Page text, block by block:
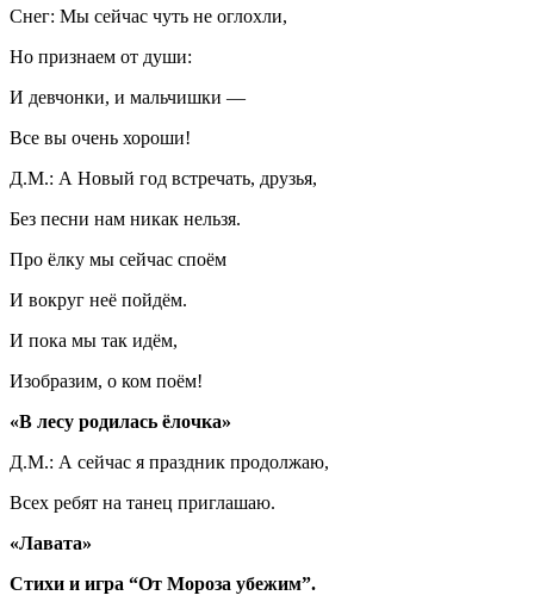
Снег: Мы сейчас чуть не оглохли,
Но признаем от души:
И девчонки, и мальчишки —
Все вы очень хороши!
Д.М.: А Новый год встречать, друзья,
Без песни нам никак нельзя.
Про ёлку мы сейчас споём
И вокруг неё пойдём.
И пока мы так идём,
Изобразим, о ком поём!
«В лесу родилась ёлочка»
Д.М.: А сейчас я праздник продолжаю,
Всех ребят на танец приглашаю.
«Лавата»
Стихи и игра “От Мороза убежим”.